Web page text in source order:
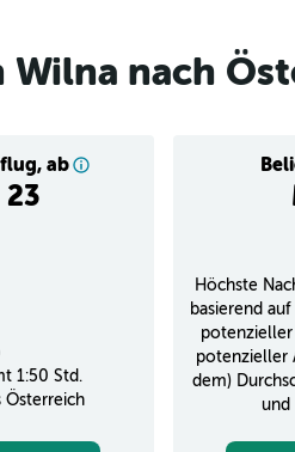
nach
ab
23
1:50 Std.
Österreich
Höchste
basierend
potenzieller
potenzieller
dem)
und